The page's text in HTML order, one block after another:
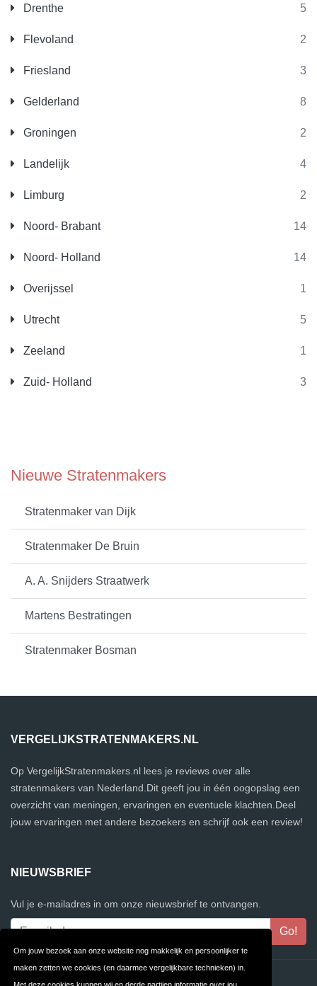
Om jouw bezoek aan onze website nog makkelijk en persoonlijker te
maken zetten we cookies (en daarmee vergelijkbare technieken) in.
Drenthe 5
Flevoland 2
Friesland 3
Gelderland 8
Groningen 2
Landelijk 4
Limburg 2
Noord- Brabant 14
Noord- Holland 14
Overijssel 1
Utrecht 5
Zeeland 1
Zuid- Holland 3
Nieuwe Stratenmakers
Stratenmaker van Dijk
Stratenmaker De Bruin
A. A. Snijders Straatwerk
Martens Bestratingen
Stratenmaker Bosman
VERGELIJKSTRATENMAKERS.NL
Op VergelijkStratenmakers.nl lees je reviews over alle
stratenmakers van Nederland.Dit geeft jou in één oogopslag een
overzicht van meningen, ervaringen en eventuele klachten.Deel
jouw ervaringen met andere bezoekers en schrijf ook een review!
NIEUWSBRIEF
Vul je e-mailadres in om onze nieuwsbrief te ontvangen.
Contact Privacy